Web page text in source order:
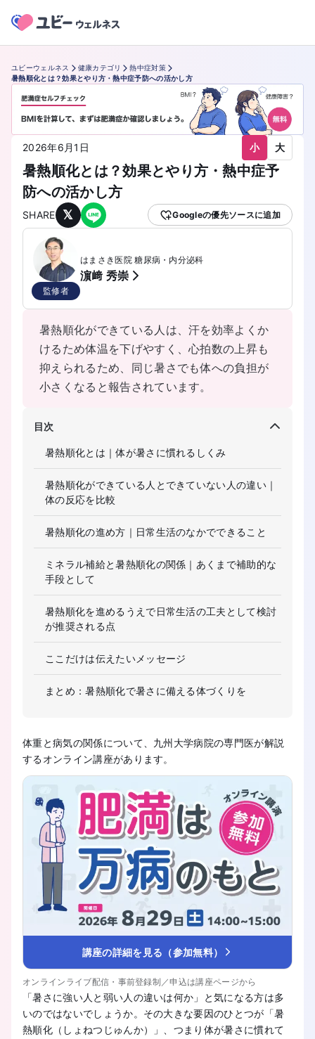
ユビーウェルネス 健康カテゴリ
熱中症対策
暑熱順化とは？効果とやり方・熱中症予防への活かし方
2026年6月1日 小 大
暑熱順化とは？効果とやり方・熱中症予
防への活かし方
SHARE 𝕏 Googleの優先ソースに追加
監修者
はまさき医院 糖尿病・内分泌科
濵﨑 秀崇
暑熱順化ができている人は、汗を効率よくか
けるため体温を下げやすく、心拍数の上昇も
抑えられるため、同じ暑さでも体への負担が
小さくなると報告されています。
目次
暑熱順化とは｜体が暑さに慣れるしくみ
暑熱順化ができている人とできていない人の違い｜
体の反応を比較
暑熱順化の進め方｜日常生活のなかでできること
ミネラル補給と暑熱順化の関係｜あくまで補助的な
手段として
暑熱順化を進めるうえで日常生活の工夫として検討
が推奨される点
ここだけは伝えたいメッセージ
まとめ：暑熱順化で暑さに備える体づくりを
体重と病気の関係について、九州大学病院の専門医が解説
するオンライン講座があります。
講座の詳細を見る（参加無料）
オンラインライブ配信・事前登録制／申込は講座ページから
「暑さに強い人と弱い人の違いは何か」と気になる方は多
いのではないでしょうか。その大きな要因のひとつが「暑
熱順化（しょねつじゅんか）」、つまり体が暑さに慣れて